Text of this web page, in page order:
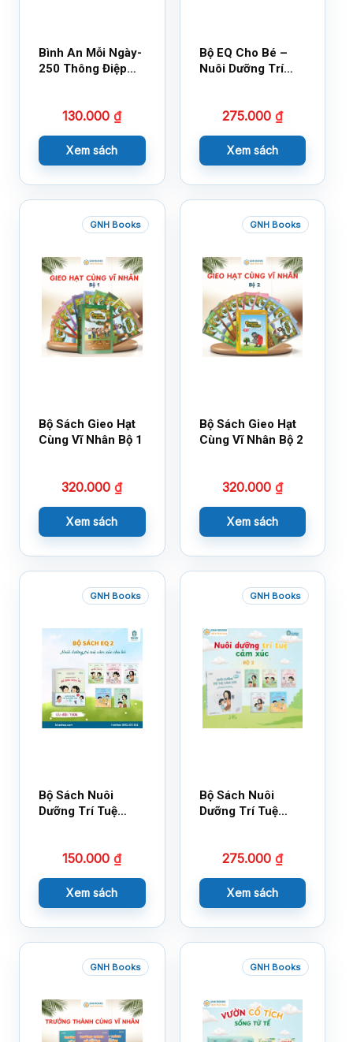
Bình An Mỗi Ngày-
250 Thông Điệp
130.000₫
Xem sách
Bộ EQ Cho Bé –
Nuôi Dưỡng Trí
275.000 ₫
Xem sách
GNH Books
Bộ Sách Gieo Hạt
Cùng Vĩ Nhân Bộ 1
320.000₫
Xem sách
GNH Books
Bộ Sách Gieo Hạt
Cùng Vĩ Nhân Bộ 2
320.000 ₫
Xem sách
GNH Books
Bộ Sách Nuôi
Dưỡng Trí Tuệ
150.000₫
Xem sách
GNH Books
Bộ Sách Nuôi
Dưỡng Trí Tuệ
275.000 ₫
Xem sách
GNH Books GNH Books